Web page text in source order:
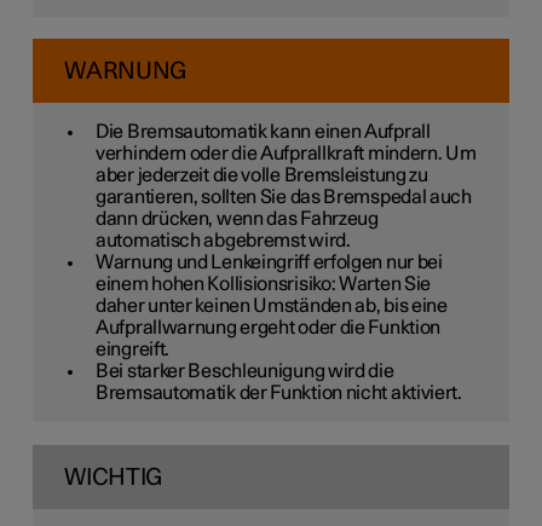
WARNUNG
Die Bremsautomatik kann einen Aufprall
verhindern oder die Aufprallkraft mindern. Um
aber jederzeit die volle Bremsleistung zu
garantieren, sollten Sie das Bremspedal auch
dann drücken, wenn das Fahrzeug
automatisch abgebremst wird.
Warnung und Lenkeingriff erfolgen nur bei
einem hohen Kollisionsrisiko: Warten Sie
daher unter keinen Umständen ab, bis eine
Aufprallwarnung ergeht oder die Funktion
eingreift.
Bei starker Beschleunigung wird die
Bremsautomatik der Funktion nicht aktiviert.
WICHTIG